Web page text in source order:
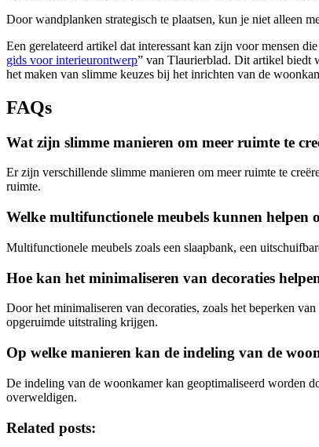
Door wandplanken strategisch te plaatsen, kun je niet alleen
Een gerelateerd artikel dat interessant kan zijn voor mensen
gids voor interieurontwerp” van Tlaurierblad. Dit artikel biedt
het maken van slimme keuzes bij het inrichten van de
FAQs
Wat zijn slimme manieren om meer ruimte te
Er zijn verschillende slimme manieren om meer ruimte te
ruimte.
Welke multifunctionele meubels kunnen helpen
Multifunctionele meubels zoals een slaapbank, een
Hoe kan het minimaliseren van decoraties
Door het minimaliseren van decoraties, zoals het beperken
opgeruimde uitstraling krijgen.
Op welke manieren kan de indeling van de
De indeling van de woonkamer kan geoptimaliseerd worden
overweldigen.
Related posts: